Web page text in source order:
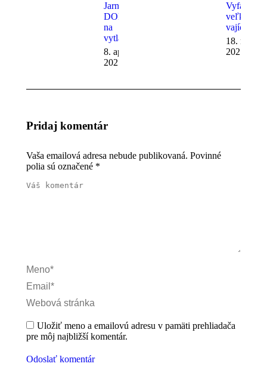
Jarné
DOBBLE
na
vytlačenie
8. apríla
2021
vajíčka
18. marca
2021
Pridaj komentár
Vaša emailová adresa nebude publikovaná. Povinné
polia sú označené *
Váš komentár
Meno *
Email *
Webová stránka
Uložiť meno a emailovú adresu v pamäti prehliadača
pre môj najbližší komentár.
Odoslať komentár